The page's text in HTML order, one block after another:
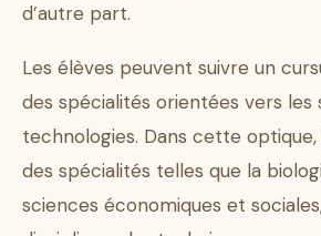
d’autre part.
Les élèves peuvent suivre un
des spécialités orientées vers les
technologies. Dans cette
des spécialités telles que la
sciences économiques et